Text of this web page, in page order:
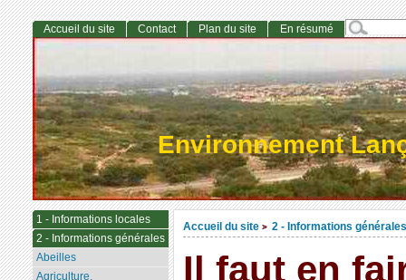
Environnement
Accueil du site > 2 - Informations générales
Il faut en
Accueil du site Contact Plan du site En résumé
1 - Informations locales
2 - Informations générales
Abeilles
Agriculture.